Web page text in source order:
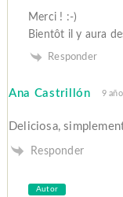
Merci ! :-)
Bientôt il y aura
Responder
Ana Castrillón 9
Deliciosa,
Responder
Autor